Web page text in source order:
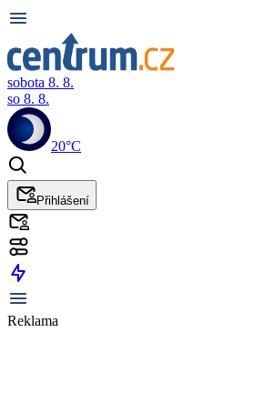
sobota 8. 8.
so 8. 8.
20°C
Přihlášení
Reklama